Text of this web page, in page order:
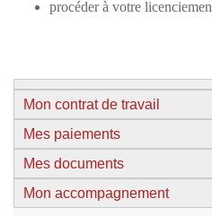
procéder à votre
Mon contrat de travail
Mes paiements
Mes documents
Mon accompagnement